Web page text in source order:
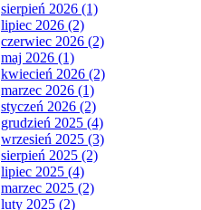
sierpień 2026 (1)
lipiec 2026 (2)
czerwiec 2026 (2)
maj 2026 (1)
kwiecień 2026 (2)
marzec 2026 (1)
styczeń 2026 (2)
grudzień 2025 (4)
wrzesień 2025 (3)
sierpień 2025 (2)
lipiec 2025 (4)
marzec 2025 (2)
luty 2025 (2)